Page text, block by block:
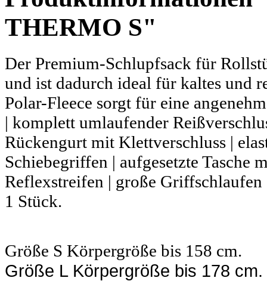
THERMO S"
Der Premium-Schlupfsack für
und ist dadurch ideal für kaltes und
Polar-Fleece sorgt für eine
| komplett umlaufender
Rückengurt mit Klettverschluss |
Schiebegriffen | aufgesetzte Tasche
Reflexstreifen | große
1 Stück.
Größe S Körpergröße bis 158 cm.
Größe L Körpergröße bis 178 cm.